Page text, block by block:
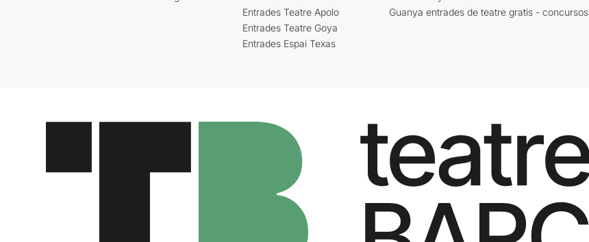
Entrades Teatre Apolo
Entrades Teatre Goya
Entrades Espai Texas
Guanya entrades de teatre gratis - concursos